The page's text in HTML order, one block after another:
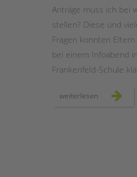
Anträge muss ich bei
stellen? Diese und
Fragen konnten
bei einem Infoabend
Frankenfeld-Schule
weiterlesen